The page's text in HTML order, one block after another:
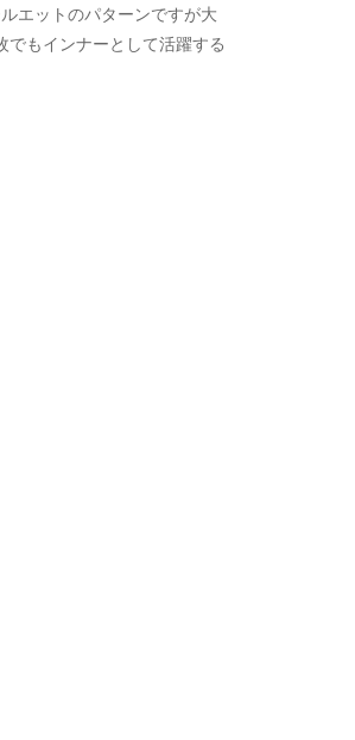
エットのパターンですが大
でもインナーとして活躍する